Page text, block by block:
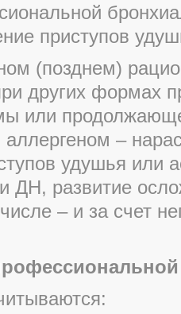
приступов
(позднем)
других формах
или
–
удушья или
ДН, развитие
– и за счет